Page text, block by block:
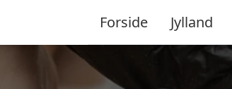
Forside Jylland